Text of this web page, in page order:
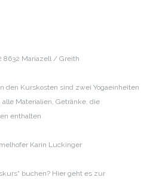
8632 Mariazell / Greith
den Kurskosten sind zwei Yogaeinheiten
alle Materialien, Getränke, die
enthalten
Karin Luckinger
buchen? Hier geht es zur